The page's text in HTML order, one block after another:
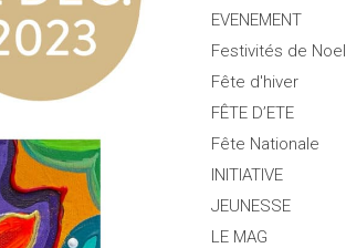
EVENEMENT
Festivités de Noel
Fête d'hiver
FÊTE D’ETE
Fête Nationale
INITIATIVE
JEUNESSE
LE MAG